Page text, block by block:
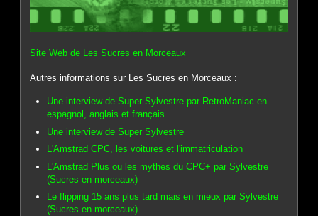
Site Web de Les Sucres en Morceaux
Autres informations sur Les Sucres en Morceaux :
Une interview de Super Sylvestre par RetroManiac en
espagnol, anglais et français
Une interview de Super Sylvestre
L'Amstrad CPC, les voitures et l'immatriculation
L'Amstrad Plus ou les mythes du CPC+ par Sylvestre
(Sucres en morceaux)
Le flipping 15 ans plus tard mais en mieux par Sylvestre
(Sucres en morceaux)